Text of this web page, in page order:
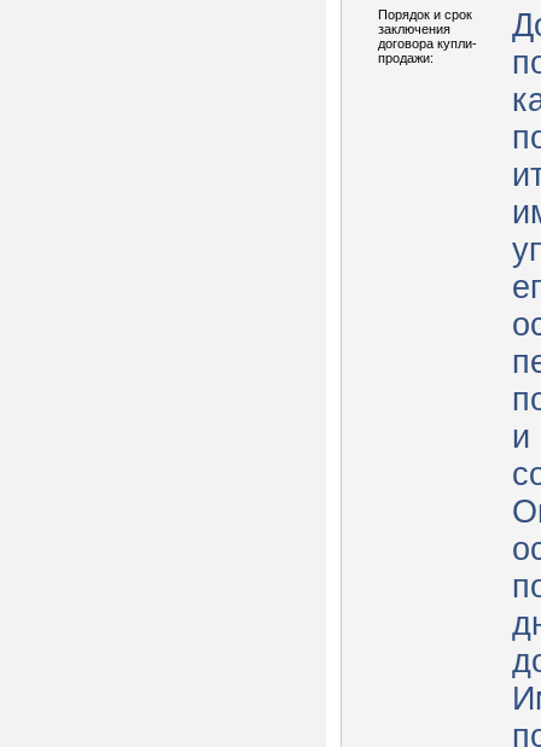
Порядок и срок
заключения
договора купли-
продажи:
и